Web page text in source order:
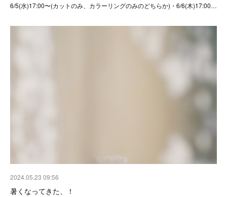
6/5(水)17:00〜(カットのみ、カラーリングのみのどちらか)・6/6(木)17:00…
2024.05.23 09:56
暑くなってきた、！